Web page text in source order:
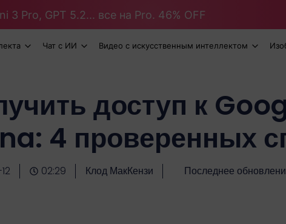
3 Pro, GPT 5.2... все на Pro. 46% OFF
Чат с ИИ Видео с искусственным интеллектом
доступ к
4 проверенных
02:29 Клод МакКензи Последнее